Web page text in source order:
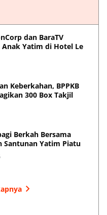
dan BaraTV
Yatim di Hotel Le
Keberkahan, BPPKB
300 Box Takjil
Berkah Bersama
Santunan Yatim Piatu